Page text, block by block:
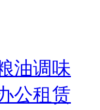
油调味
公租赁